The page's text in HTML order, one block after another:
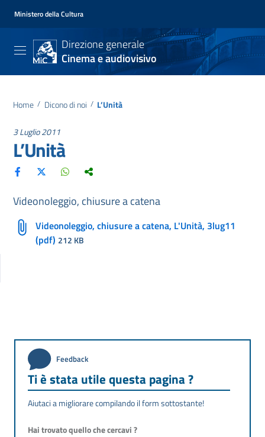
Ministero della Cultura
Direzione generale
Cinema e audiovisivo
Home / Dicono di noi / L’Unità
3 Luglio 2011
L’Unità
Videonoleggio, chiusure a catena
Videonoleggio, chiusure a catena, L'Unità, 3lug11
(pdf) 212 KB
Feedback
Ti è stata utile questa pagina ?
Aiutaci a migliorare compilando il form sottostante!
Hai trovato quello che cercavi ?